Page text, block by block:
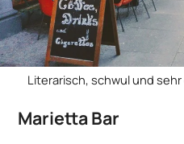
Literarisch, schwul und
Marietta Bar